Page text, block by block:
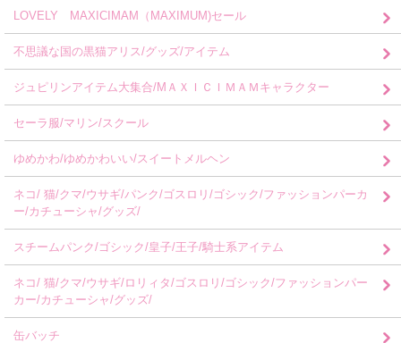
LOVELY MAXICIMAM（MAXIMUM)セール
不思議な国の黒猫アリス/グッズ/アイテム
ジュピリンアイテム大集合/MＡＸＩＣＩＭＡＭキャラクター
セーラ服/マリン/スクール
ゆめかわ/ゆめかわいい/スイートメルヘン
ネコ/ 猫/クマ/ウサギ/パンク/ゴスロリ/ゴシック/ファッションパーカ
ー/カチューシャ/グッズ/
スチームパンク/ゴシック/皇子/王子/騎士系アイテム
ネコ/ 猫/クマ/ウサギ/ロリィタ/ゴスロリ/ゴシック/ファッションパー
カー/カチューシャ/グッズ/
缶バッチ